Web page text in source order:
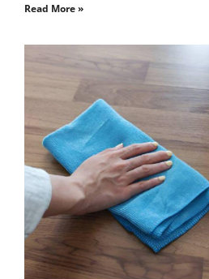
Read More »